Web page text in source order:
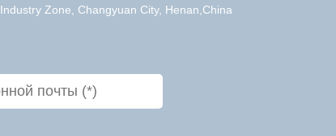
Industry Zone, Changyuan City, Henan,China